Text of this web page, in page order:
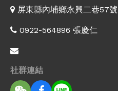
屏東縣內埔鄉永興二巷57號
0922-564896 張慶仁
社群連結